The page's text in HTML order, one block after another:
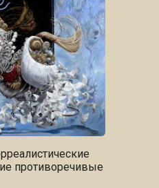
противоречивые